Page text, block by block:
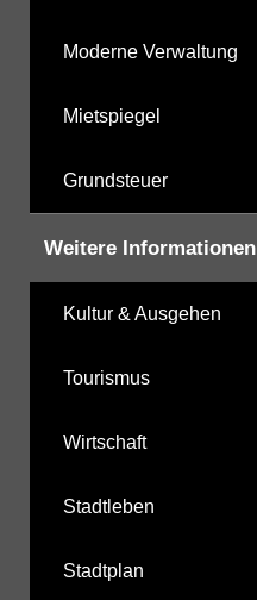
Moderne Verwaltung
Mietspiegel
Grundsteuer
Weitere Informationen
Kultur & Ausgehen
Tourismus
Wirtschaft
Stadtleben
Stadtplan